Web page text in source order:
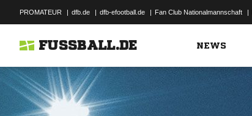
PROMATEUR | dfb.de | dfb-efootball.de | Fan Club Nationalmannschaft |
FUSSBALL.DE NEWS